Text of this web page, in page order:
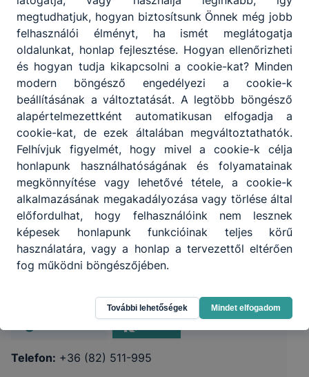
Kaposvári SZC Széchenyi István
Technikum és Szakképző Iskola
7400 Kaposvár Rippl-Rónai utca 15.
Telefon: +36 (82) 511-995
megtudhatjuk, hogyan biztosítsunk Önnek még jobb
felhasználói élményt, ha ismét meglátogatja
oldalunkat, honlap fejlesztése. Hogyan ellenőrizheti
és hogyan tudja kikapcsolni a cookie-kat? Minden
modern böngésző engedélyezi a cookie-k
beállításának a változtatását. A legtöbb böngésző
alapértelmezettként automatikusan elfogadja a
cookie-kat, de ezek általában megváltoztathatók.
Felhívjuk figyelmét, hogy mivel a cookie-k célja
honlapunk használhatóságának és folyamatainak
megkönnyítése vagy lehetővé tétele, a cookie-k
alkalmazásának megakadályozása vagy törlése által
előfordulhat, hogy felhasználóink nem lesznek
képesek honlapunk funkcióinak teljes körű
használatára, vagy a honlap a tervezettől eltérően
fog működni böngészőjében.
További lehetőségek Mindet elfogadom